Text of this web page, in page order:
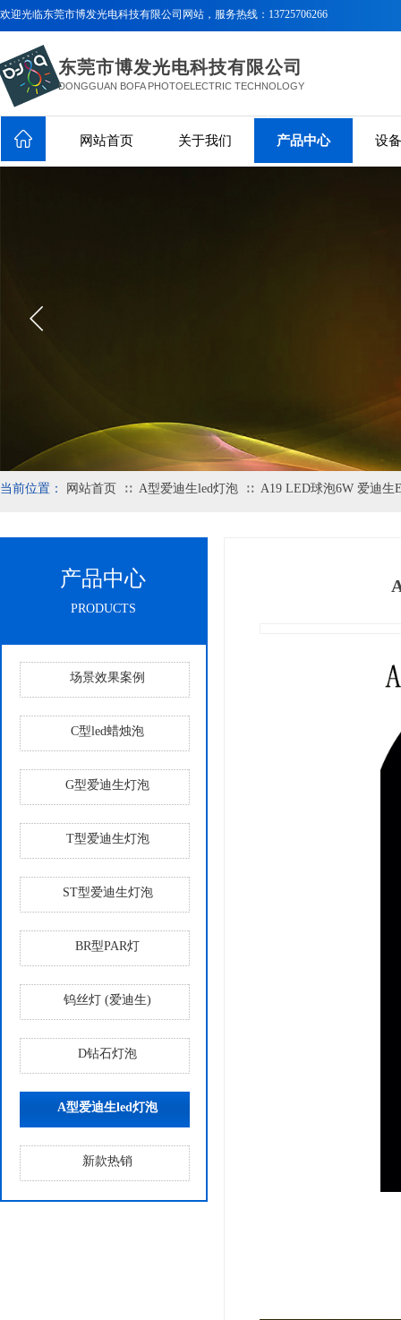
欢迎光临东莞市博发光电科技有限公司网站，服务热线： 13725706266
东莞市博发光电科技有限公司
DONGGUAN BOFA PHOTOELECTRIC TECHNOLOGY
网站首页 关于我们 产品中心 设
当前位置： 网站首页 ∷ A型爱迪生led灯泡 ∷ A19 LED球泡6W 爱迪生
产品中心
PRODUCTS
场景效果案例
C型led蜡烛泡
G型爱迪生灯泡
T型爱迪生灯泡
ST型爱迪生灯泡
BR型PAR灯
钨丝灯 (爱迪生)
D钻石灯泡
A型爱迪生led灯泡
新款热销